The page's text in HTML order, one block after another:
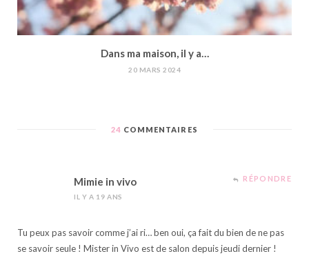
Dans ma maison, il y a…
20 MARS 2024
24 COMMENTAIRES
Mimie in vivo
IL Y A 19 ANS
RÉPONDRE
Tu peux pas savoir comme j’ai ri… ben oui, ça fait du bien de ne pas
se savoir seule ! Mister in Vivo est de salon depuis jeudi dernier !